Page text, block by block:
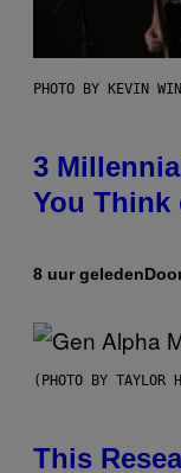
PHOTO BY KEVIN
3
You Think
8 uur geleden
(PHOTO BY TAYLOR
This